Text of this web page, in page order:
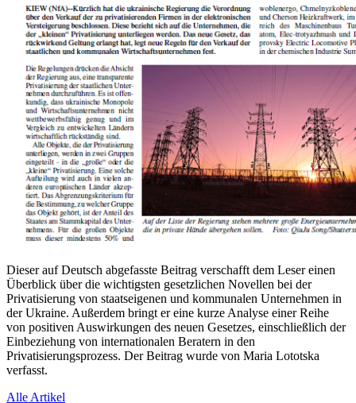
Dieser auf Deutsch abgefasste Beitrag verschafft dem Leser einen
Überblick über die wichtigsten gesetzlichen Novellen bei der
Privatisierung von staatseigenen und kommunalen Unternehmen in
der Ukraine. Außerdem bringt er eine kurze Analyse einer Reihe
von positiven Auswirkungen des neuen Gesetzes, einschließlich der
Einbeziehung von internationalen Beratern in den
Privatisierungsprozess. Der Beitrag wurde von Maria Lototska
verfasst.
Alle Artikel